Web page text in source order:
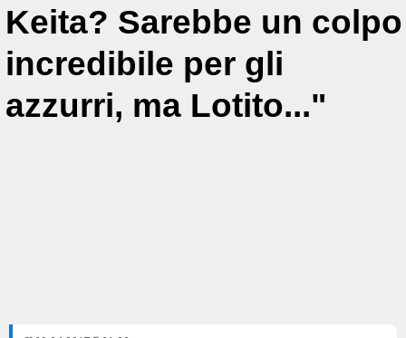
Keita? Sarebbe un colpo
incredibile per gli
azzurri, ma Lotito..."